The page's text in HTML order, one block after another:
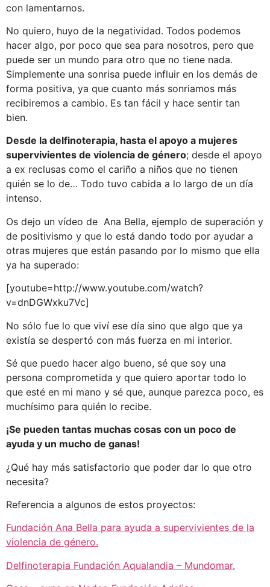
con lamentarnos.
No quiero, huyo de la negatividad. Todos podemos
hacer algo, por poco que sea para nosotros, pero que
puede ser un mundo para otro que no tiene nada.
Simplemente una sonrisa puede influir en los demás de
forma positiva, ya que cuanto más sonriamos más
recibiremos a cambio. Es tan fácil y hace sentir tan
bien.
Desde la delfinoterapia, hasta el apoyo a mujeres
supervivientes de violencia de género; desde el apoyo
a ex reclusas como el cariño a niños que no tienen
quién se lo de… Todo tuvo cabida a lo largo de un día
intenso.
Os dejo un vídeo de Ana Bella, ejemplo de superación y
de positivismo y que lo está dando todo por ayudar a
otras mujeres que están pasando por lo mismo que ella
ya ha superado:
[youtube=http://www.youtube.com/watch?
v=dnDGWxku7Vc]
No sólo fue lo que viví ese día sino que algo que ya
existía se despertó con más fuerza en mi interior.
Sé que puedo hacer algo bueno, sé que soy una
persona comprometida y que quiero aportar todo lo
que esté en mi mano y sé que, aunque parezca poco, es
muchísimo para quién lo recibe.
¡Se pueden tantas muchas cosas con un poco de
ayuda y un mucho de ganas!
¿Qué hay más satisfactorio que poder dar lo que otro
necesita?
Referencia a algunos de estos proyectos:
Fundación Ana Bella para ayuda a supervivientes de la
violencia de género.
Delfinoterapia Fundación Aqualandia – Mundomar.